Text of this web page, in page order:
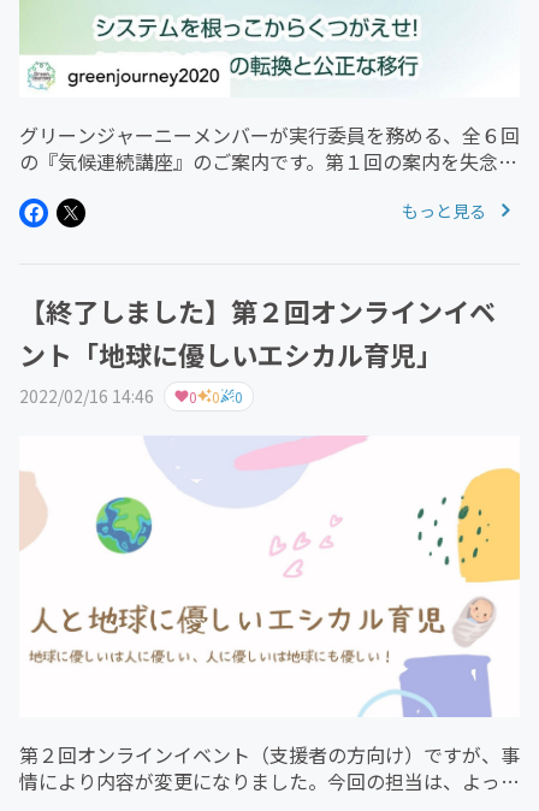
グリーンジャーニーメンバーが実行委員を務める、全６回
の『気候連続講座』のご案内です。第１回の案内を失念し
ブもありますので、ご希望の方はご連絡ください。）『第
もっと見る
【終了しました】第２回オンラインイベ
ント「地球に優しいエシカル育児」
2022/02/16 14:46 0 0 0
第２回オンラインイベント（支援者の方向け）ですが、事
情により内容が変更になりました。今回の担当は、よっし